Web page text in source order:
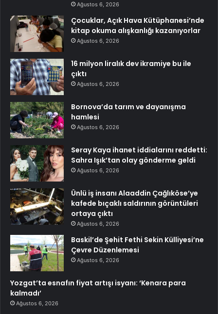
Ağustos 6, 2026
Çocuklar, Açık Hava Kütüphanesi’nde
kitap okuma alışkanlığı kazanıyorlar
Ağustos 6, 2026
16 milyon liralık dev ikramiye bu ile
çıktı
Ağustos 6, 2026
Bornova’da tarım ve dayanışma
hamlesi
Ağustos 6, 2026
Seray Kaya ihanet iddialarını reddetti:
Sahra Işık’tan olay gönderme geldi
Ağustos 6, 2026
Ünlü iş insanı Alaaddin Çağlıköse’ye
kafede bıçaklı saldırının görüntüleri
ortaya çıktı
Ağustos 6, 2026
Baskil’de Şehit Fethi Sekin Külliyesi’ne
Çevre Düzenlemesi
Ağustos 6, 2026
Yozgat’ta esnafın fiyat artışı isyanı: ‘Kenara para
kalmadı’
Ağustos 6, 2026